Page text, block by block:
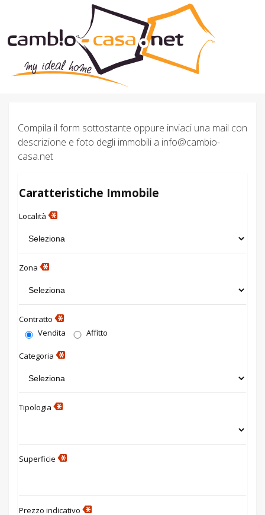
Immobili In Vendita
Servizi
Proponi Un Immobile
Valuta Un Immobile
Compila il form sottostante oppure inviaci una mail con
descrizione e foto degli immobili a info@cambio-
casa.net
Caratteristiche Immobile
Località
Zona
Contratto
Vendita
Affitto
Categoria
Tipologia
Superficie
Prezzo indicativo